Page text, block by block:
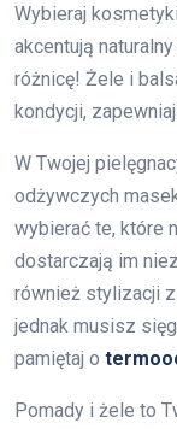
Wybieraj
akcentują
różnicę! Żele i
kondycji,
W Twojej
odżywczych
wybierać te, które
dostarczają im
również stylizacji
jednak musisz
pamiętaj o
Pomady i żele to